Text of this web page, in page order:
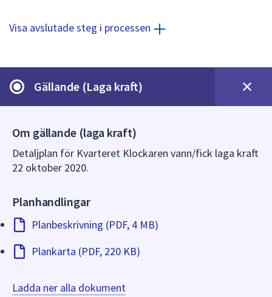
dem.
Visa avslutade steg i processen
Gällande (Laga kraft)
Om gällande (laga kraft)
Detaljplan för Kvarteret Klockaren vann/fick laga kraft
22 oktober 2020.
Planhandlingar
Planbeskrivning (PDF, 4 MB)
Plankarta (PDF, 220 KB)
Ladda ner alla dokument